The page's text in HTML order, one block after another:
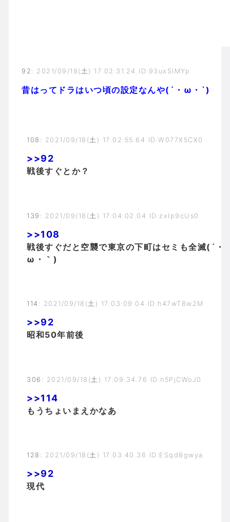
92 : 2021/09/18(土) 17:02:31.24 ID:93uxSlMYp
昔はってドラはいつ頃の設定なんや(´・ω・`)
108 : 2021/09/18(土) 17:02:55.64 ID:W077X5CX0
>>92
戦後すぐとか？
139 : 2021/09/18(土) 17:04:02.04 ID:zxIp9cUs0
>>108
戦後すぐだと空襲で東京の下町はセミも全滅(´・
ω・｀)
114 : 2021/09/18(土) 17:03:09.04 ID:h47wT8w2M
>>92
昭和50年前後
306 : 2021/09/18(土) 17:09:34.76 ID:n5PjCWoJ0
>>114
もうちょいまえかなあ
128 : 2021/09/18(土) 17:03:40.36 ID:ESqdBgwya
>>92
現代